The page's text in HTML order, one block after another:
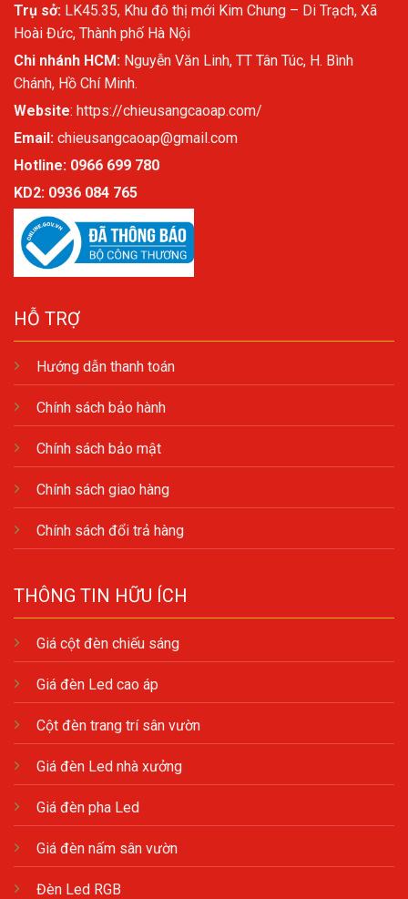
Trụ sở: LK45.35, Khu đô thị mới Kim Chung – Di Trạch, Xã
Hoài Đức, Thành phố Hà Nội
Chi nhánh HCM: Nguyễn Văn Linh, TT Tân Túc, H. Bình
Chánh, Hồ Chí Minh.
Website: https://chieusangcaoap.com/
Email: chieusangcaoap@gmail.com
Hotline: 0966 699 780
KD2: 0936 084 765
HỖ TRỢ
Hướng dẫn thanh toán
Chính sách bảo hành
Chính sách bảo mật
Chính sách giao hàng
Chính sách đổi trả hàng
THÔNG TIN HỮU ÍCH
Giá cột đèn chiếu sáng
Giá đèn Led cao áp
Cột đèn trang trí sân vườn
Giá đèn Led nhà xưởng
Giá đèn pha Led
Giá đèn nấm sân vườn
Đèn Led RGB